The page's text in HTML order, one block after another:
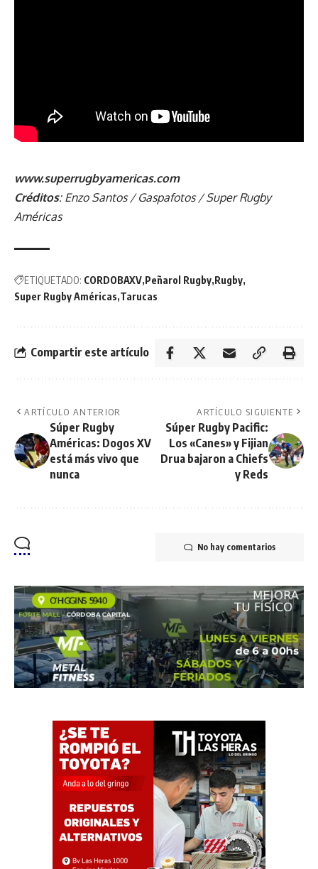
www.superrugbyamericas.com
Créditos: Enzo Santos / Gaspafotos / Super Rugby
Américas
ETIQUETADO: CORDOBAXV Peñarol Rugby Rugby
Super Rugby Américas Tarucas
Compartir este artículo
ARTÍCULO ANTERIOR
Súper Rugby
Américas: Dogos XV
está más vivo que
nunca
ARTÍCULO SIGUIENTE
Súper Rugby Pacific:
Los «Canes» y Fijian
Drua bajaron a Chiefs
y Reds
No hay comentarios